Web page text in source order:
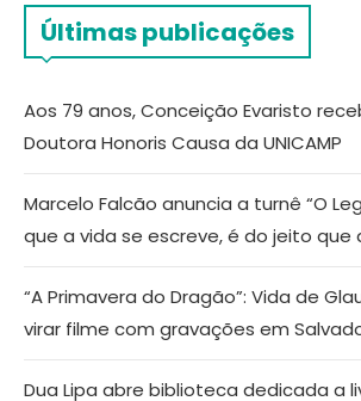
Últimas publicações
Aos 79 anos, Conceição Evaristo
Doutora Honoris Causa da UNICAMP
Marcelo Falcão anuncia a turnê “O
que a vida se escreve, é do jeito que
“A Primavera do Dragão”: Vida de
virar filme com gravações em
Dua Lipa abre biblioteca dedicada a